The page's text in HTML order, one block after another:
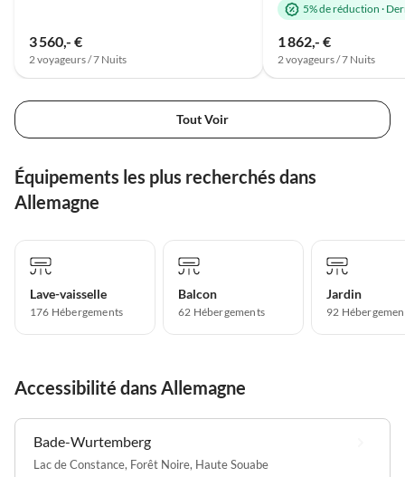
3 560,- €
2 voyageurs / 7 Nuits
5% de réduction ·
1 862,- €
2 voyageurs / 7 Nuits
Tout Voir
Équipements les plus recherchés dans
Allemagne
Lave-vaisselle
176 Hébergements
Balcon
62 Hébergements
Jardin
92
Accessibilité dans Allemagne
Bade-Wurtemberg
Lac de Constance, Forêt Noire, Haute Souabe